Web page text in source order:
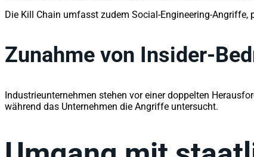
Die Kill Chain umfasst zudem Social-Engineering-
Zunahme von Insider-
Industrieunternehmen stehen vor einer doppelten
während das Unternehmen die Angriffe untersucht.